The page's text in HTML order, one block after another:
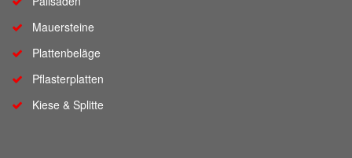
Mauersteine
Plattenbeläge
Pflasterplatten
Kiese & Splitte